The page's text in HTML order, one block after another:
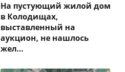
На пустующий жилой дом
в Колодищах,
выставленный на
аукцион, не нашлось
жел…